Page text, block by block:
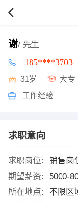
谢/ 先生
185****3703
31岁 大专
工作经验
求职意向
求职岗位:
销售岗
期望薪资:
5000-
所在地点:
不限区